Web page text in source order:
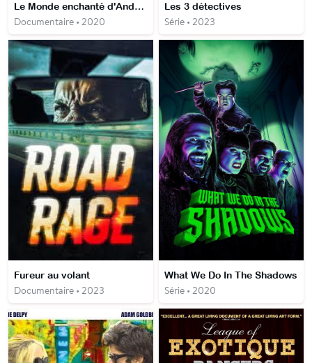
Le Monde enchanté d'Andersen
Documentaire • 2020
Les 3 détectives
Série • 2023
Fureur au volant
Documentaire • 2023
What We Do In The Shadows
Série • 2020